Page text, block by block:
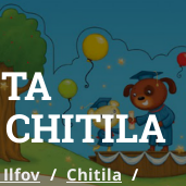
Ilfov / Chitila /